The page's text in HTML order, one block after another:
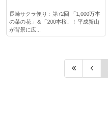
長崎サクラ便り：第72回 「1,000万本
の菜の花」＆「200本桜」！平成新山
が背景に広...